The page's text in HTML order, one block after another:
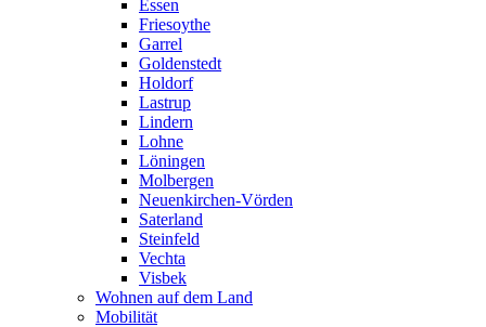
Essen
Friesoythe
Garrel
Goldenstedt
Holdorf
Lastrup
Lindern
Lohne
Löningen
Molbergen
Neuenkirchen-Vörden
Saterland
Steinfeld
Vechta
Visbek
Wohnen auf dem Land
Mobilität